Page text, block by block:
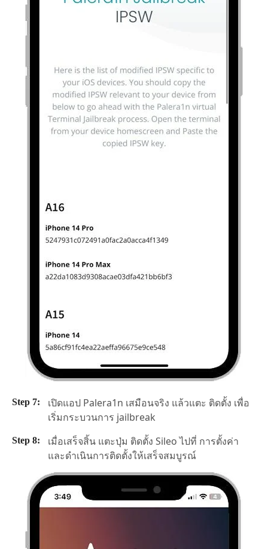
เปิดแอป Palera1n เสมือนจริง แล้วแตะ ติดตั้ง เพื่อ
เริ่มกระบวนการ jailbreak
เมื่อเสร็จสิ้น แตะปุ่ม ติดตั้ง Sileo ไปที่ การตั้งค่า
และดำเนินการติดตั้งให้เสร็จสมบูรณ์